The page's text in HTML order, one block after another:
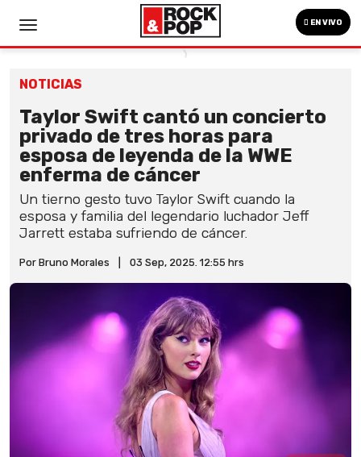
EN VIVO
NOTICIAS
Taylor Swift cantó un concierto
privado de tres horas para
esposa de leyenda de la WWE
enferma de cáncer
Un tierno gesto tuvo Taylor Swift cuando la
esposa y familia del legendario luchador Jeff
Jarrett estaba sufriendo de cáncer.
Por Bruno Morales 03 Sep, 2025. 12:55 hrs